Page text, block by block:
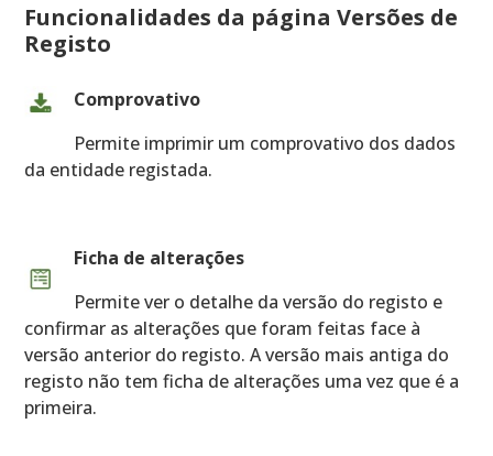
Funcionalidades da página Versões de
Registo
Comprovativo
Permite imprimir um comprovativo dos dados
da entidade registada.
Ficha de alterações
Permite ver o detalhe da versão do registo e
confirmar as alterações que foram feitas face à
versão anterior do registo. A versão mais antiga do
registo não tem ficha de alterações uma vez que é a
primeira.